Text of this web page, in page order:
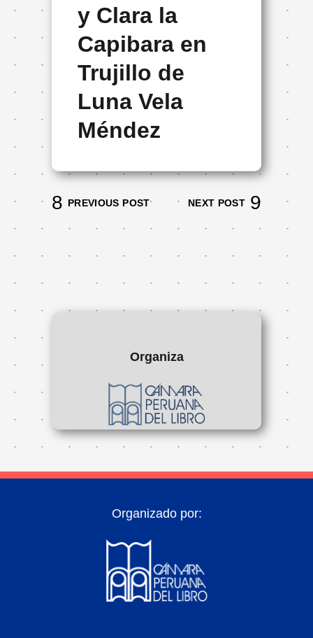
y Clara la
Capibara en
Trujillo de
Luna Vela
Méndez
PREVIOUS POST NEXT POST
Organiza
Organizado por: